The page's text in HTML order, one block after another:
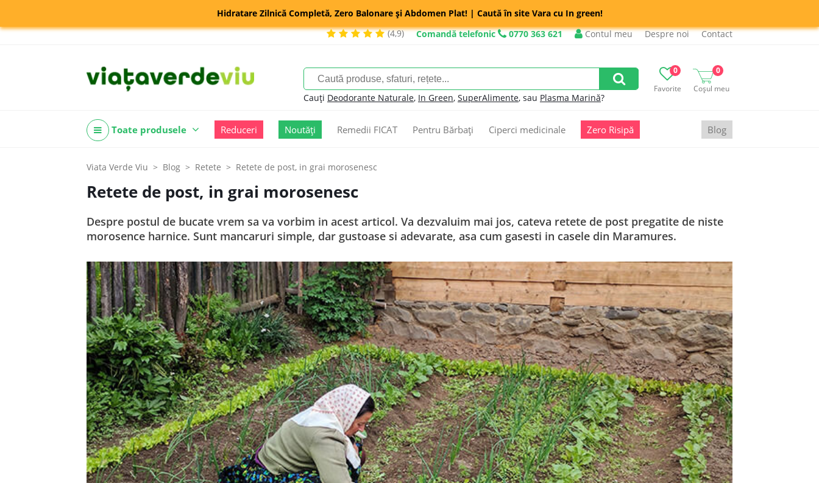
Hidratare Zilnică Completă, Zero Balonare și Abdomen Plat! | Caută în site Vara cu In green!
(4,9)
Comandă telefonic 0770 363 621 Contul meu Despre noi Contact
Favorite
0
Coșul meu
0
Cauți Deodorante Naturale, In Green, SuperAlimente, sau Plasma Marină?
Toate produsele Reduceri Noutăți Remedii FICAT Pentru Bărbați Ciperci medicinale Zero Risipă Blog
Viata Verde Viu Blog Retete Retete de post, in grai morosenesc
Retete de post, in grai morosenesc
Despre postul de bucate vrem sa va vorbim in acest articol. Va dezvaluim mai jos, cateva retete de post pregatite de niste
morosence harnice. Sunt mancaruri simple, dar gustoase si adevarate, asa cum gasesti in casele din Maramures.